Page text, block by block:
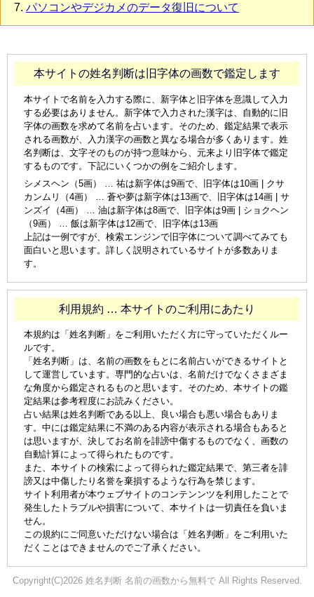
パソコンやデジカメのデータ復旧について
本サイトの姓名判断は旧字体の画数で鑑定します
本サイトで名前を入力する際に、新字体と旧字体を意識して入力
する必要はありません。新字体で入力された漢字は、自動的に旧
字体の画数を求めて名前を占います。そのため、鑑定結果で表示
される画数が、入力漢字の画数と異なる場合が多くあります。姓
名判断は、文字そのものが持つ意味から、元来より旧字体で鑑定
するものです。下記にいくつかの例をご紹介します。
シメスヘン（5画） … 祐は新字体は9画で、旧字体は10画 | クサ
カンムリ（4画） … 蒼や夢は新字体は13画で、旧字体は14画 | サ
ンズイ（4画） … 油は新字体は8画で、旧字体は9画 | ショクヘン
（9画） … 飯は新字体は12画で、旧字体は13画
上記は一例ですが、検索エンジンで旧字体について調べてみても
面白いと思います。詳しく説明されているサイトが多数ありま
す。
利用規約 … 本サイトのご利用にあたり
本規約は「姓名判断」をご利用いただく方に守っていただくルー
ルです。
「姓名判断」は、名前の画数をもとに名前占いができるサイトと
して運営しています。専門的な占いは、名前だけでなくさまざま
な角度から鑑定されるものと思います。そのため、本サイトの鑑
定結果は参考程度にお読みください。
占い結果は姓名判断である以上、良い場合も悪い場合もありま
す。中には鑑定結果に不満のある内容が表示される場合もあると
は思いますが、決してお名前を誹謗中傷するものでなく、画数の
自動計算によって得られたものです。
また、本サイトの検索によって得られた鑑定結果で、第三者を誹
謗又は中傷したり名誉を棄損するような行為を禁じます。
サイト利用者が本ウェブサイトのコンテンンツを利用したことで
発生したトラブルや損害について、本サイトは一切責任を負いま
せん。
この規約にご同意いただけない場合は「姓名判断」をご利用いた
だくことはできませんのでご了承ください。
Copyright(C)2026 姓名判断 名前の画数から無料で All Rights Reserved.